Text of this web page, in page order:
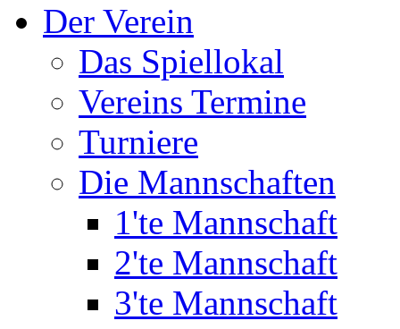
Der Verein
Das Spiellokal
Vereins Termine
Turniere
Die Mannschaften
1'te Mannschaft
2'te Mannschaft
3'te Mannschaft